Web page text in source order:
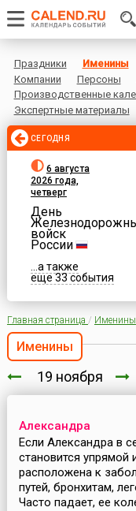
Праздники Именины
Компании
Персоны
Производственные
Экспертные материалы
СЕГОДНЯ
6 августа
2026 года,
четверг
День
войск
России
...а также
еще 33 события
Главная страница / Именины
Именины
19 ноября
Александра
Если Александра в
становится упрямой
расположена к
путей, бронхитам,
Часто падает, ее